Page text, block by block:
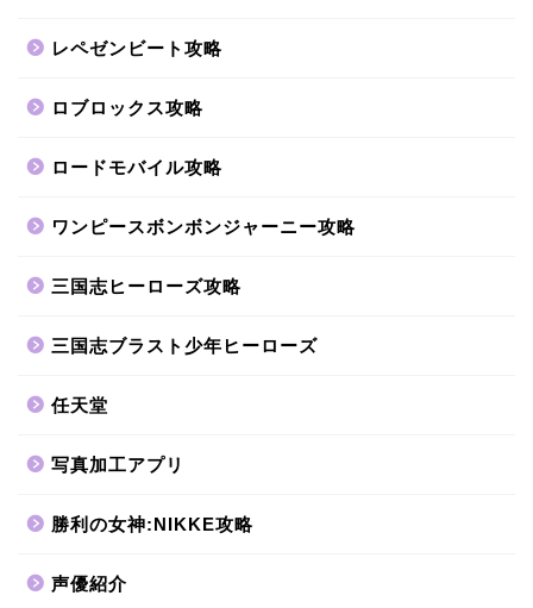
レペゼンビート攻略
ロブロックス攻略
ロードモバイル攻略
ワンピースボンボンジャーニー攻略
三国志ヒーローズ攻略
三国志ブラスト少年ヒーローズ
任天堂
写真加工アプリ
勝利の女神:NIKKE攻略
声優紹介